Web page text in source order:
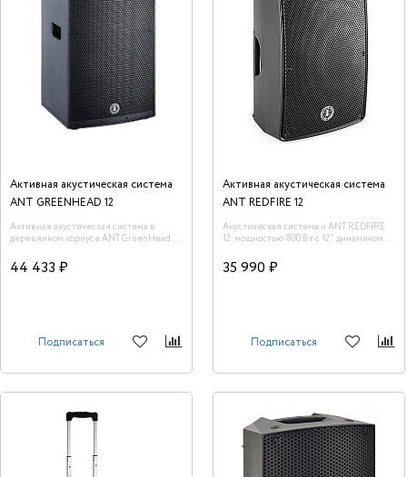
Активная акустическая система
ANT GREENHEAD 12
Активная акустическая система в
деревянном корпусе ANT GreenHead 12.
44 433 ₽
Подписаться
Активная акустическая система
ANT REDFIRE 12
Акустическая система и ANT REDFIRE
12 мощностью 800 Вт c 12" динамиком и
прекрасным решением для небольших
инсталляций, баров, караоке клубов и
что делает REDFIRE идеальным
инструментом для частых перевозок,
Пиковая мощность 800 Вт
35 990 ₽
Подписаться